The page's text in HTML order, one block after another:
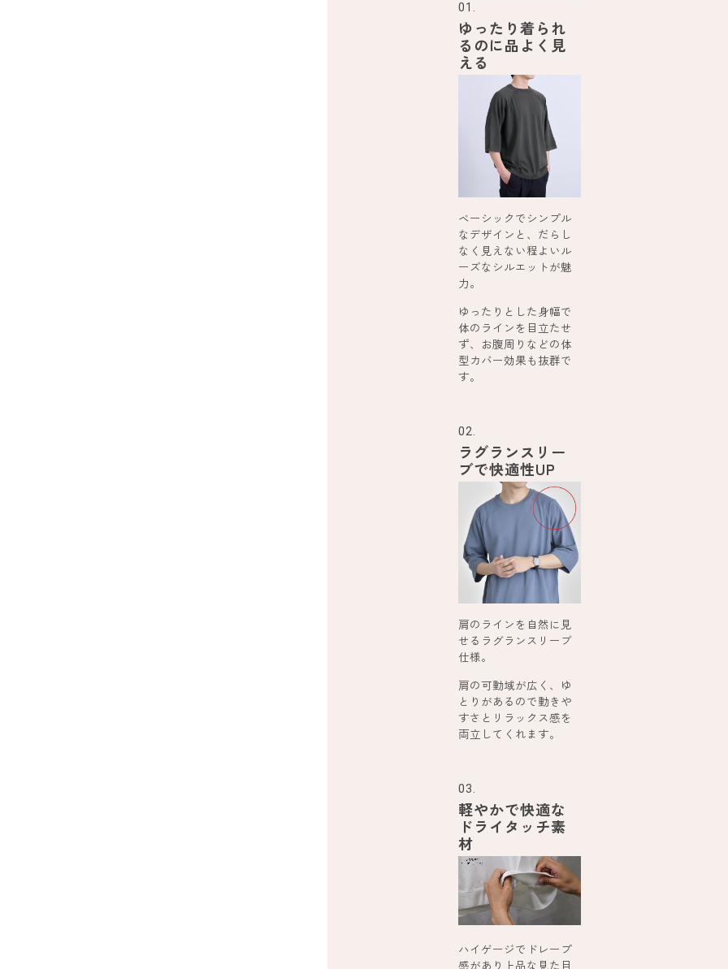
01.
ゆったり着られ
るのに品よく見
える
ベーシックでシンプル
なデザインと、だらし
なく見えない程よいル
ーズなシルエットが魅
力。
ゆったりとした身幅で
体のラインを目立たせ
ず、お腹周りなどの体
型カバー効果も抜群で
す。
02.
ラグランスリー
ブで快適性UP
肩のラインを自然に見
せるラグランスリーブ
仕様。
肩の可動域が広く、ゆ
とりがあるので動きや
すさとリラックス感を
両立してくれます。
03.
軽やかで快適な
ドライタッチ素
材
ハイゲージでドレープ
感があり上品な見た目